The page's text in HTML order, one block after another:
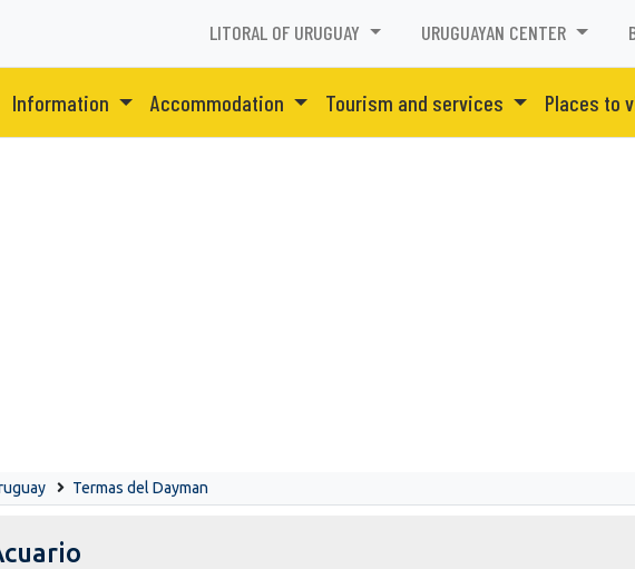
LITORAL OF URUGUAY URUGUAYAN CENTER
Information Accommodation Tourism and services Places to
Termas del Dayman